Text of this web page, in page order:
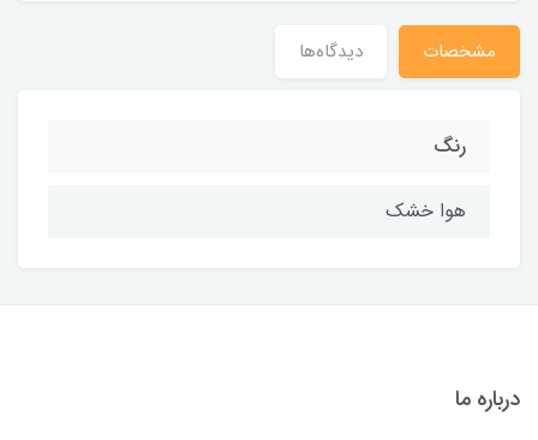
مشخصات دیدگاه‌ها
رنگ
هوا خشک
درباره ما